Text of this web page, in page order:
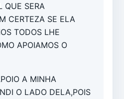
QUE SERA
CERTEZA SE ELA
TODOS LHE
APOIAMOS O
A MINHA
O LADO DELA,POIS